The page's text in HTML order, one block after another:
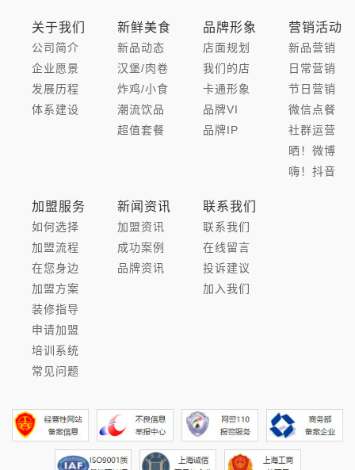
关于我们
公司简介
企业愿景
发展历程
体系建设
新鲜美食
新品动态
汉堡/肉卷
炸鸡/小食
潮流饮品
超值套餐
品牌形象
店面规划
我们的店
卡通形象
品牌VI
品牌IP
营销活动
新品营销
日常营销
节日营销
微信点餐
社群运营
晒！微博
嗨！抖音
加盟服务
如何选择
加盟流程
在您身边
加盟方案
装修指导
申请加盟
培训系统
常见问题
新闻资讯
加盟资讯
成功案例
品牌资讯
联系我们
联系我们
在线留言
投诉建议
加入我们